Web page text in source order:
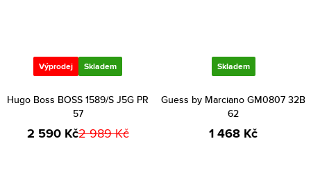
Výprodej Skladem
Hugo Boss BOSS 1589/S J5G PR
57
2 590 Kč2 989 Kč
Skladem
Guess by Marciano GM0807 32B
62
1 468 Kč